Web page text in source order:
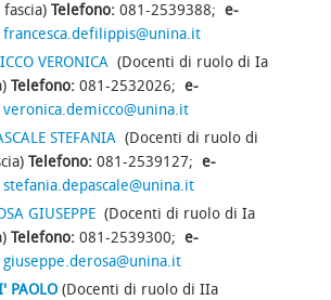
Telefono: 081-2539388; e-
francesca.defilippis@unina.it
VERONICA (Docenti di ruolo di Ia
Telefono: 081-2532026; e-
veronica.demicco@unina.it
STEFANIA (Docenti di ruolo di
Telefono: 081-2539127; e-
stefania.depascale@unina.it
GIUSEPPE (Docenti di ruolo di Ia
Telefono: 081-2539300; e-
giuseppe.derosa@unina.it
PAOLO (Docenti di ruolo di IIa